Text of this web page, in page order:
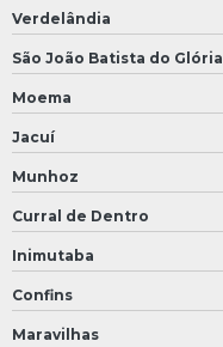
Verdelândia
São João Batista do Glória
Moema
Jacuí
Munhoz
Curral de Dentro
Inimutaba
Confins
Maravilhas